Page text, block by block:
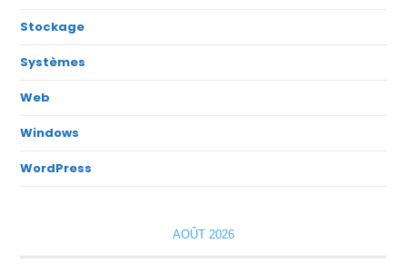
Stockage
Systèmes
Web
Windows
WordPress
AOÛT 2026